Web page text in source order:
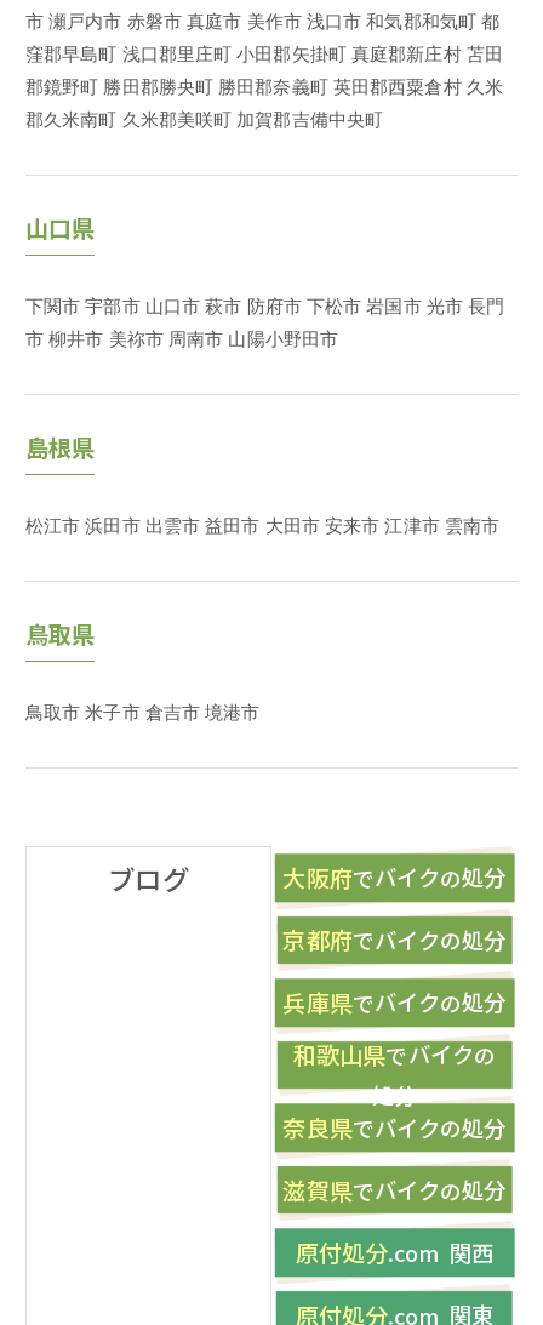
ブログ 大阪府でバイクの処分
京都府でバイクの処分
兵庫県でバイクの処分
和歌山県でバイクの
処分
奈良県でバイクの処分
滋賀県でバイクの処分
原付処分.com 関西
原付処分.com 関東
市 瀬戸内市 赤磐市 真庭市 美作市 浅口市 和気郡和気町 都
窪郡早島町 浅口郡里庄町 小田郡矢掛町 真庭郡新庄村 苫田
郡鏡野町 勝田郡勝央町 勝田郡奈義町 英田郡西粟倉村 久米
郡久米南町 久米郡美咲町 加賀郡吉備中央町
山口県
下関市 宇部市 山口市 萩市 防府市 下松市 岩国市 光市 長門
市 柳井市 美祢市 周南市 山陽小野田市
島根県
松江市 浜田市 出雲市 益田市 大田市 安来市 江津市 雲南市
鳥取県
鳥取市 米子市 倉吉市 境港市